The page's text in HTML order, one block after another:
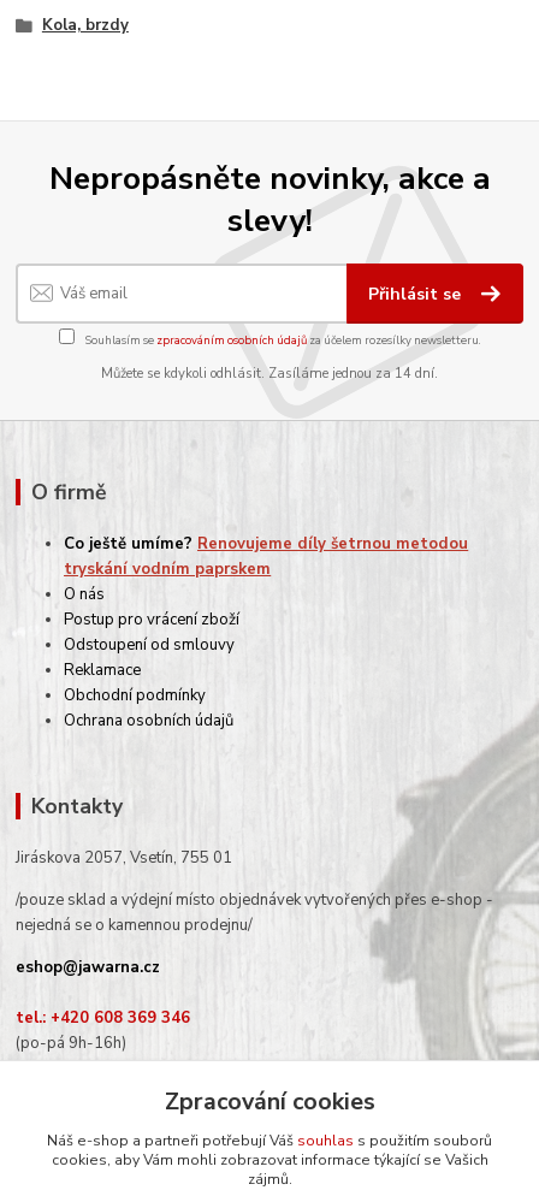
Kola, brzdy
Nepropásněte novinky, akce a
slevy!
Přihlásit se
Souhlasím se zpracováním osobních údajůza účelem rozesílky newsletteru.
Můžete se kdykoli odhlásit. Zasíláme jednou za 14 dní.
O firmě
Co ještě umíme? Renovujeme díly šetrnou metodou
tryskání vodním paprskem
O nás
Postup pro vrácení zboží
Odstoupení od smlouvy
Reklamace
Obchodní podmínky
Ochrana osobních údajů
Kontakty
Jiráskova 2057, Vsetín, 755 01
/pouze sklad a výdejní místo objednávek vytvořených přes e-shop -
nejedná se o kamennou prodejnu/
eshop@jawarna.cz
tel.: +420 608 369 346
(po-pá 9h-16h)
Sledujte nás na Facebooku
Zpracování cookies
Náš e-shop a partneři potřebují Váš souhlas s použitím souborů
cookies, aby Vám mohli zobrazovat informace týkající se Vašich
zájmů.